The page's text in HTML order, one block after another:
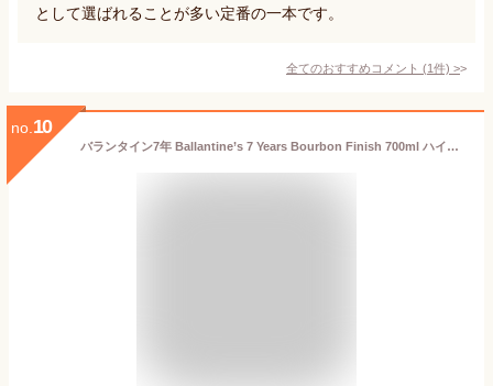
として選ばれることが多い定番の一本です。
全てのおすすめコメント (1件) >
no. 10
バランタイン7年 Ballantine’s 7 Years Bourbon Finish 700ml ハイボールに合う バーボン樽熟成の華やかな香り まろやかでリッチな味わい 上品な味わい 人気 高級 ギフト 贈答 プレゼント 飲みやすい 父の日 お歳暮 御歳暮 誕生日 贈り物に最適